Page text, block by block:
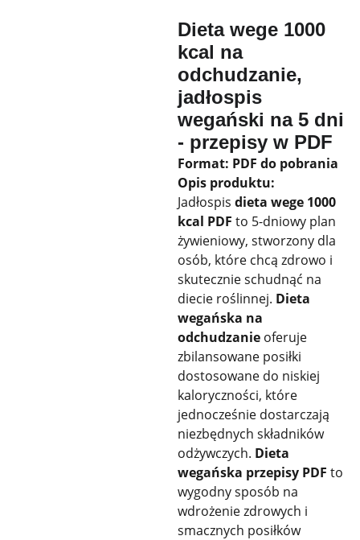
Dieta wege 1000
kcal na
odchudzanie,
jadłospis
wegański na 5 dni
- przepisy w PDF
Format: PDF do pobrania
Opis produktu:
Jadłospis dieta wege 1000
kcal PDF to 5-dniowy plan
żywieniowy, stworzony dla
osób, które chcą zdrowo i
skutecznie schudnąć na
diecie roślinnej. Dieta
wegańska na
odchudzanie oferuje
zbilansowane posiłki
dostosowane do niskiej
kaloryczności, które
jednocześnie dostarczają
niezbędnych składników
odżywczych. Dieta
wegańska przepisy PDF to
wygodny sposób na
wdrożenie zdrowych i
smacznych posiłków